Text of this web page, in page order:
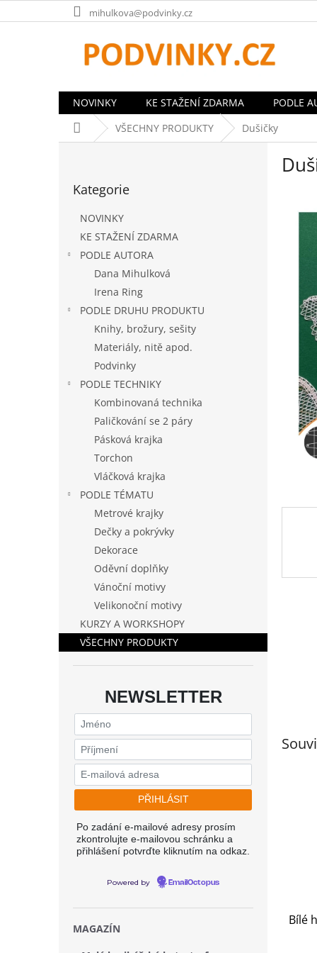
na
mihulkova@podvinky.cz
NOVINKY KE STAŽENÍ ZDARMA
PODLE
Domů VŠECHNY PRODUKTY Dušičky
kategorie
Kategorie
NOVINKY
KE STAŽENÍ ZDARMA
PODLE AUTORA
Dana Mihulková
Irena Ring
PODLE DRUHU PRODUKTU
Knihy, brožury, sešity
Materiály, nitě apod.
Podvinky
PODLE TECHNIKY
Kombinovaná technika
Paličkování se 2 páry
Pásková krajka
Torchon
Vláčková krajka
PODLE TÉMATU
Metrové krajky
Dečky a pokrývky
Dekorace
Oděvní doplňky
Vánoční motivy
Velikonoční motivy
KURZY A WORKSHOPY
VŠECHNY PRODUKTY
NEWSLETTER
Po zadání e-mailové adresy prosím
zkontrolujte e-mailovou schránku a
přihlášení potvrďte kliknutím na odkaz.
Powered by EmailOctopus
MAGAZÍN
Bílé